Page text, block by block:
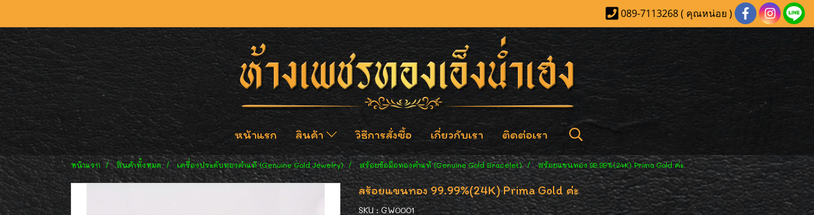
089-7113268 ( คุณหน่อย )
หน้าแรก สินค้า วิธีการสั่งซื้อ เกี่ยวกับเรา ติดต่อเรา
หน้าแรก สินค้าทั้งหมด เครื่องประดับทองคำแท้ (Genuine Gold Jewelry) สร้อยข้อมือทองคำแท้ (Genuine Gold Bracelet) สร้อยแขนทอง 99.99%(24K) Prima Gold ค่ะ
สร้อยแขนทอง 99.99%(24K) Prima Gold ค่ะ
SKU : GW0001